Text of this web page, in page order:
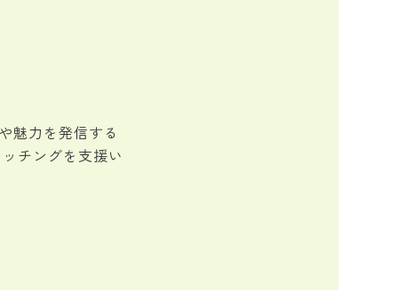
魅力を発信する
チングを支援い